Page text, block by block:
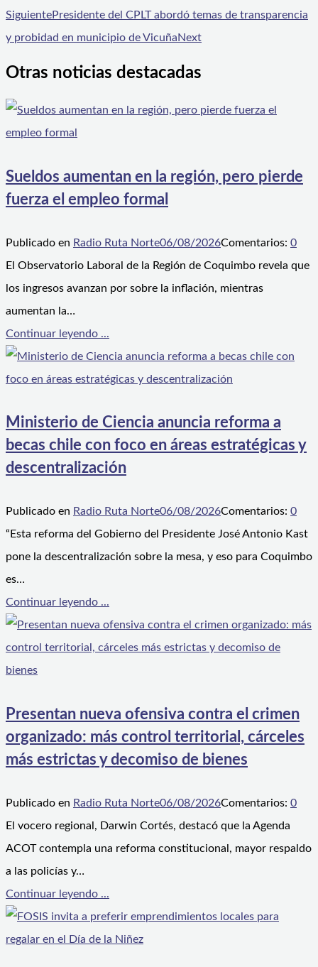
SiguientePresidente del CPLT abordó temas de transparencia
y probidad en municipio de VicuñaNext
Otras noticias destacadas
Sueldos aumentan en la región, pero pierde
fuerza el empleo formal
Publicado en Radio Ruta Norte06/08/2026Comentarios: 0
El Observatorio Laboral de la Región de Coquimbo revela que
los ingresos avanzan por sobre la inflación, mientras
aumentan la…
Continuar leyendo ...
Ministerio de Ciencia anuncia reforma a
becas chile con foco en áreas estratégicas y
descentralización
Publicado en Radio Ruta Norte06/08/2026Comentarios: 0
“Esta reforma del Gobierno del Presidente José Antonio Kast
pone la descentralización sobre la mesa, y eso para Coquimbo
es…
Continuar leyendo ...
Presentan nueva ofensiva contra el crimen
organizado: más control territorial, cárceles
más estrictas y decomiso de bienes
Publicado en Radio Ruta Norte06/08/2026Comentarios: 0
El vocero regional, Darwin Cortés, destacó que la Agenda
ACOT contempla una reforma constitucional, mayor respaldo
a las policías y…
Continuar leyendo ...